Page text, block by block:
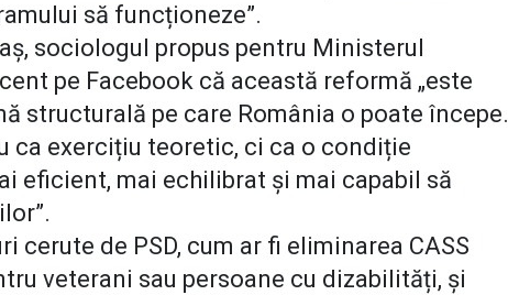
să funcționeze”.
sociologul propus pentru Ministerul
pe Facebook că această reformă „este
structurală pe care România o poate începe.
ca exercițiu teoretic, ci ca o condiție
eficient, mai echilibrat și mai capabil să
cerute de PSD, cum ar fi eliminarea CASS
veterani sau persoane cu dizabilități, și